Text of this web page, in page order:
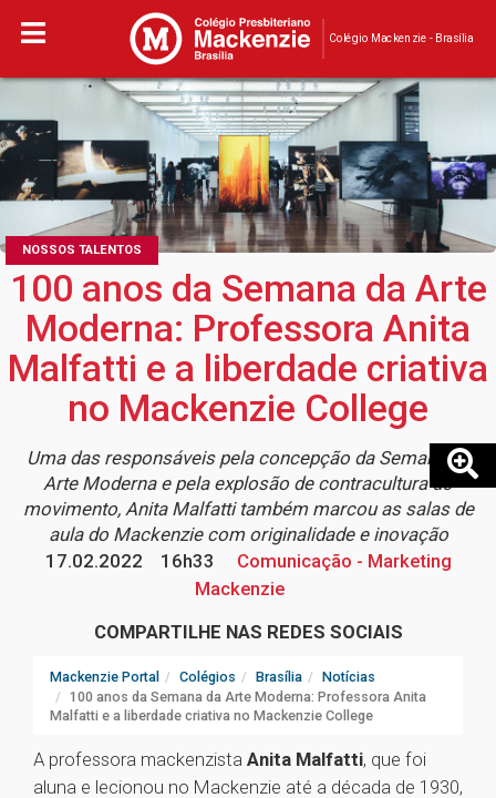
Colégio Mackenzie - Brasília
NOSSOS TALENTOS
100 anos da Semana da Arte
Moderna: Professora Anita
Malfatti e a liberdade criativa
no Mackenzie College
Uma das responsáveis pela concepção da Semana da
Arte Moderna e pela explosão de contracultura do
movimento, Anita Malfatti também marcou as salas de
aula do Mackenzie com originalidade e inovação
17.02.2022
16h33
Comunicação - Marketing
Mackenzie
COMPARTILHE NAS REDES SOCIAIS
Mackenzie Portal Colégios Brasília
Notícias
100 anos da Semana da Arte Moderna: Professora Anita
Malfatti e a liberdade criativa no Mackenzie College
A professora mackenzista Anita Malfatti, que foi
aluna e lecionou no Mackenzie até a década de 1930,